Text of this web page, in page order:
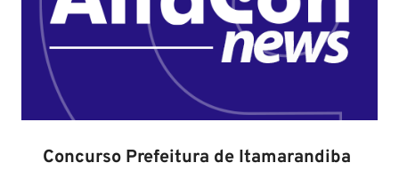
Concurso Prefeitura de Itamarandiba